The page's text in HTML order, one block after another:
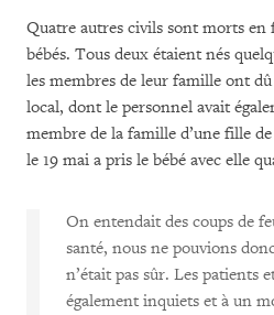
Quatre autres civils sont morts en
bébés. Tous deux étaient nés
les membres de leur famille ont
local, dont le personnel avait
membre de la famille d’une fille
le 19 mai a pris le bébé avec elle
On entendait des coups de
santé, nous ne pouvions
n’était pas sûr. Les patients
également inquiets et à un